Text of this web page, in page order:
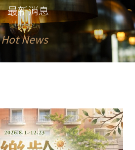
最新消息
Hot News